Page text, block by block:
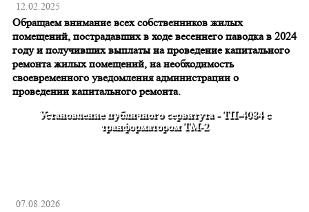
12.02.2025
Обращаем внимание всех собственников жилых
помещений, пострадавших в ходе весеннего паводка в 2024
году и получивших выплаты на проведение капитального
ремонта жилых помещений, на необходимость
своевременного уведомления администрации о
проведении капитального ремонта.
Установление публичного сервитута - ТП-4084 с
транформатором ТМ-2
07.08.2026